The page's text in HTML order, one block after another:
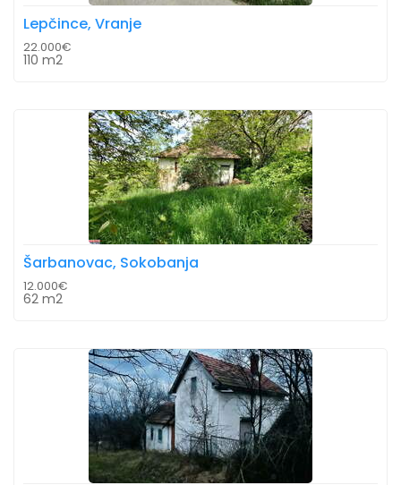
Lepčince, Vranje
22.000€
110 m2
Šarbanovac, Sokobanja
12.000€
62 m2